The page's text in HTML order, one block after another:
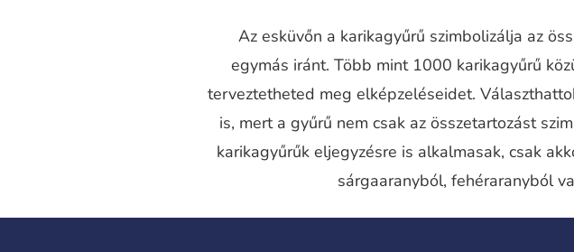
Az esküvőn a karikagyűrű szimbolizálja az
egymás iránt. Több mint 1000 karikagyűrű
terveztetheted meg elképzeléseidet.
is, mert a gyűrű nem csak az összetartozást
karikagyűrűk eljegyzésre is alkalmasak, csak
sárgaaranyból, fehéraranyból